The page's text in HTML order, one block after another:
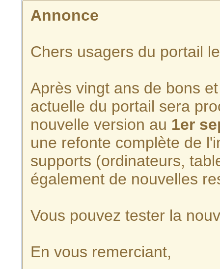
Annonce
Chers usagers du portail
Après vingt ans de bons
actuelle du portail sera
nouvelle version au 1er
une refonte complète de
supports (ordinateurs,
également de nouvelles
Vous pouvez tester la
En vous remerciant,